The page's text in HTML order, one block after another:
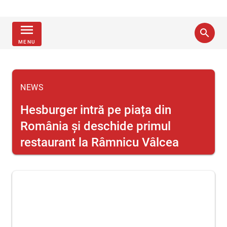
menu
MENU
search
NEWS
Hesburger intră pe piața din
România și deschide primul
restaurant la Râmnicu Vâlcea